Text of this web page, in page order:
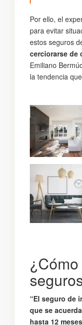
Por ello, el
para evitar
estos seguros
cerciorarse de
Emiliano
la tendencia
“El seguro de
que se
hasta 12